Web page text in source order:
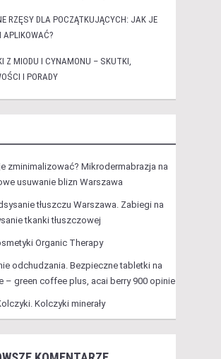
RZĘSY DLA POCZĄTKUJĄCYCH: JAK JE
APLIKOWAĆ?
Z MIODU I CYNAMONU – SKUTKI,
I PORADY
zminimalizować? Mikrodermabrazja na
usuwanie blizn Warszawa
tłuszczu Warszawa. Zabiegi na
tkanki tłuszczowej
Organic Therapy
odchudzania. Bezpieczne tabletki na
– green coffee plus, acai berry 900 opinie
Kolczyki minerały